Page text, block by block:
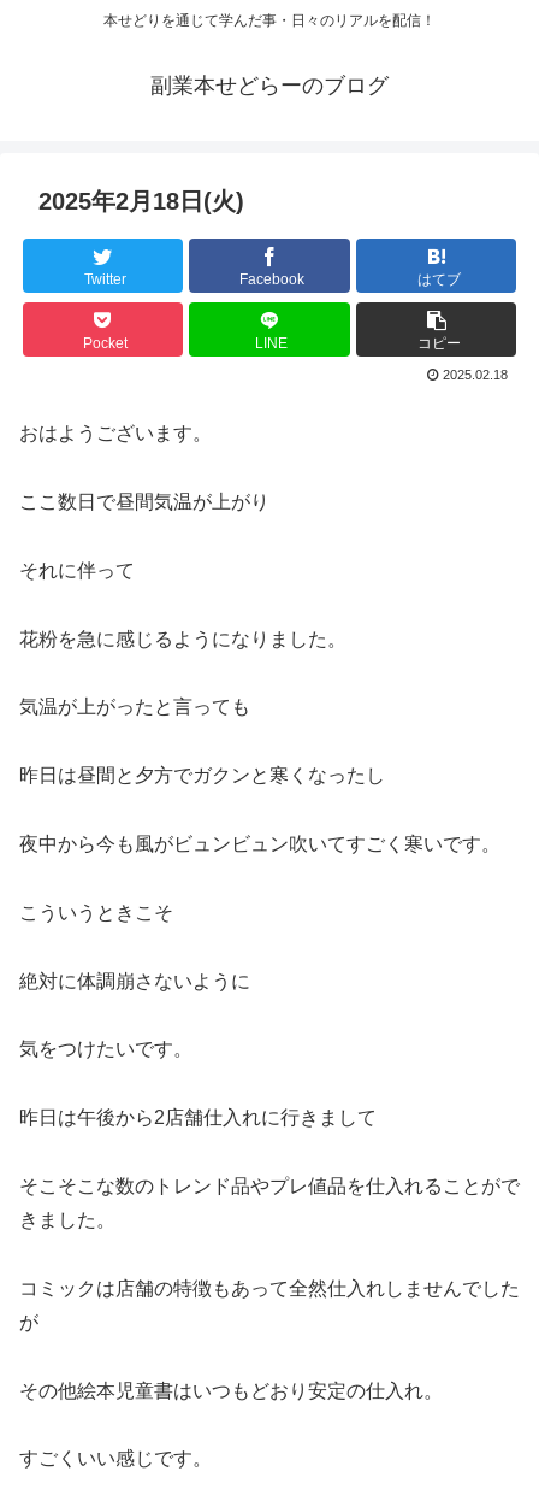
本せどりを通じて学んだ事・日々のリアルを配信！
副業本せどらーのブログ
2025年2月18日(火)
Twitter Facebook はてブ
Pocket LINE コピー
2025.02.18
おはようございます。
ここ数日で昼間気温が上がり
それに伴って
花粉を急に感じるようになりました。
気温が上がったと言っても
昨日は昼間と夕方でガクンと寒くなったし
夜中から今も風がビュンビュン吹いてすごく寒いです。
こういうときこそ
絶対に体調崩さないように
気をつけたいです。
昨日は午後から2店舗仕入れに行きまして
そこそこな数のトレンド品やプレ値品を仕入れることがで
きました。
コミックは店舗の特徴もあって全然仕入れしませんでした
が
その他絵本児童書はいつもどおり安定の仕入れ。
すごくいい感じです。